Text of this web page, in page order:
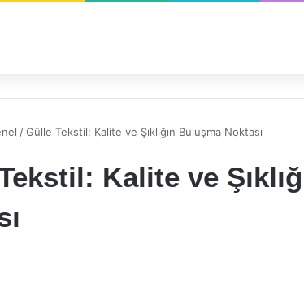
/Gülle Tekstil: Kalite ve Şıklığın Buluşma Noktası
Kalite ve